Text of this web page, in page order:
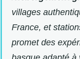
villages
France, et
promet des